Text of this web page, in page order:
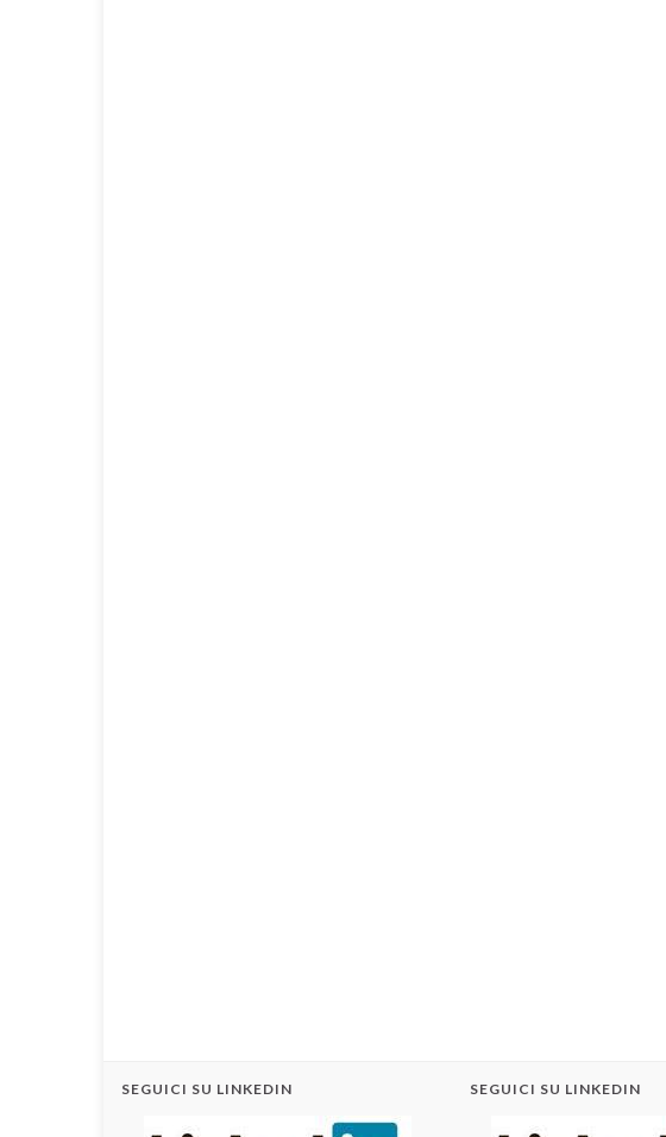
SEGUICI SU LINKEDIN SEGUICI SU LINKEDIN